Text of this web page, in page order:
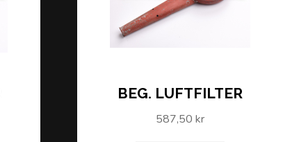
BEG. LUFTFILTER
587,50 kr